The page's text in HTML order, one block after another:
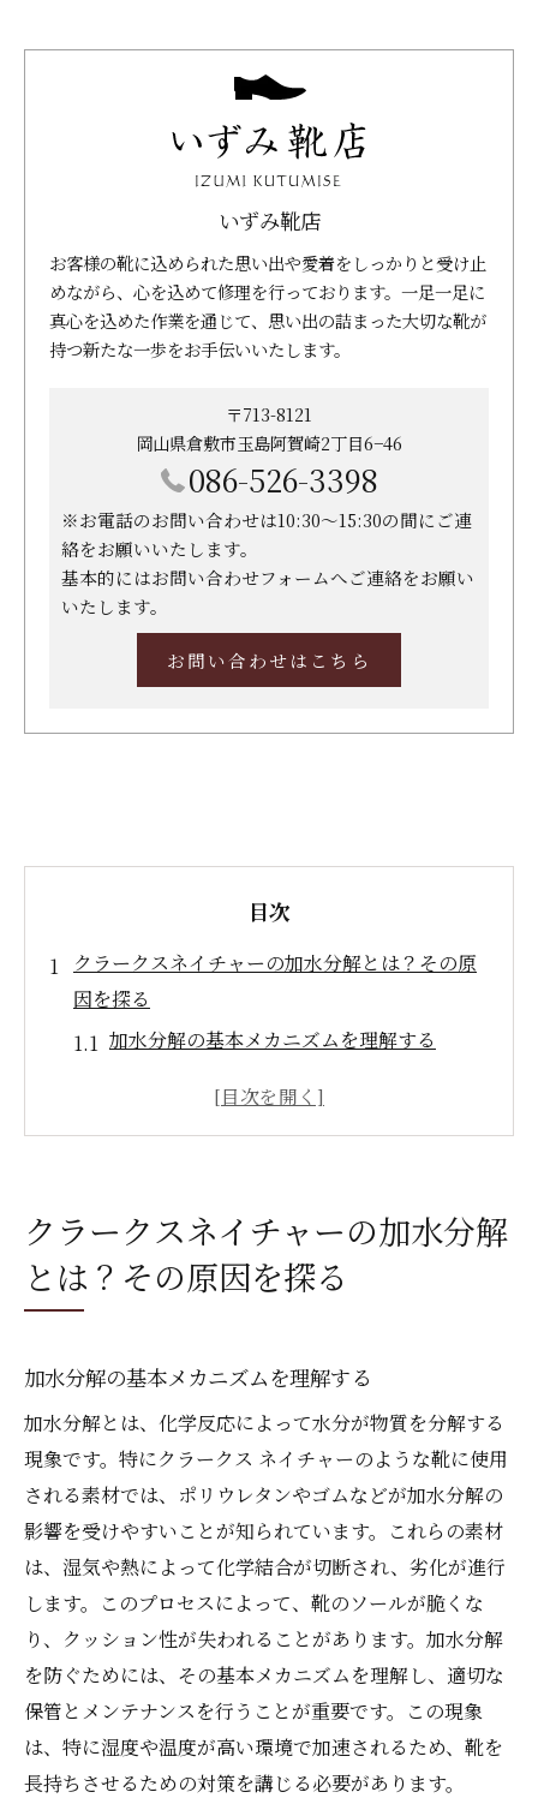
いずみ靴店
お客様の靴に込められた思い出や愛着をしっかりと受け止
めながら、心を込めて修理を行っております。一足一足に
真心を込めた作業を通じて、思い出の詰まった大切な靴が
持つ新たな一歩をお手伝いいたします。
〒713-8121
岡山県倉敷市玉島阿賀崎2丁目6−46
086-526-3398
※お電話のお問い合わせは10:30～15:30の間にご連
絡をお願いいたします。
基本的にはお問い合わせフォームへご連絡をお願い
いたします。
お問い合わせはこちら
目次
クラークスネイチャーの加水分解とは？その原
因を探る
加水分解の基本メカニズムを理解する
防止策が求められる背景
加水分解に強いクラークスネイチャーの修理方
法を伝授
専門家に依頼する修理のメリット
適切な接着剤の選び方と使用法
効果的なソールの再生方法
修理後のメンテナンスが重要な理由
失敗しないための注意点
素材劣化を防ぐ！クラークスネイチャーのメン
テナンス法
日常的なケアの基本を理解しよう
素材に適したクリーナーの選び方
クリーニング頻度とタイミングの最適化
クラークスネイチャーの加水分解
とは？その原因を探る
加水分解の基本メカニズムを理解する
加水分解とは、化学反応によって水分が物質を分解する
現象です。特にクラークス ネイチャーのような靴に使用
される素材では、ポリウレタンやゴムなどが加水分解の
影響を受けやすいことが知られています。これらの素材
は、湿気や熱によって化学結合が切断され、劣化が進行
します。このプロセスによって、靴のソールが脆くな
り、クッション性が失われることがあります。加水分解
を防ぐためには、その基本メカニズムを理解し、適切な
保管とメンテナンスを行うことが重要です。この現象
は、特に湿度や温度が高い環境で加速されるため、靴を
長持ちさせるための対策を講じる必要があります。